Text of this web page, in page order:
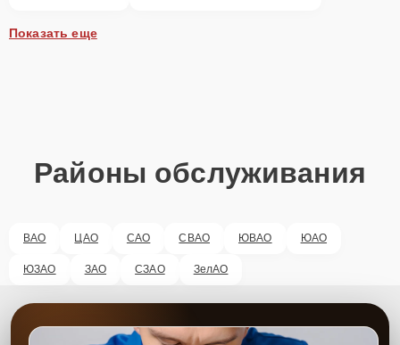
Показать еще
Районы обслуживания
ВАО ЦАО САО СВАО ЮВАО ЮАО
ЮЗАО ЗАО СЗАО ЗелАО